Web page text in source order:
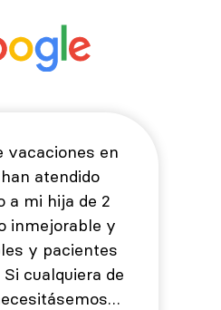
vacaciones en
atendido
a mi hija de 2
inmejorable y
y pacientes
cualquiera de